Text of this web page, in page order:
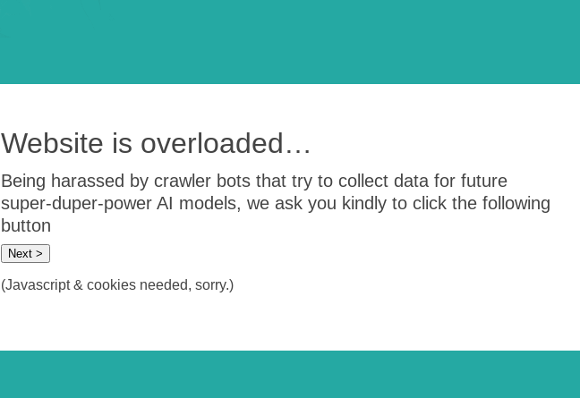
Website is overloaded…
Being harassed by crawler bots that try to collect data for future
super-duper-power AI models, we ask you kindly to click the following
button
Next >
(Javascript & cookies needed, sorry.)